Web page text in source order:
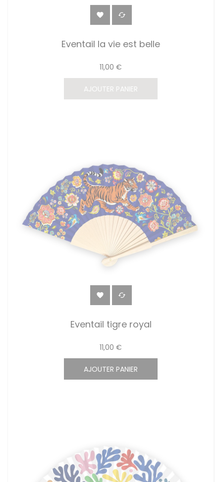
 
Eventail la vie est belle
11,00 €
AJOUTER PANIER
 
Eventail tigre royal
11,00 €
AJOUTER PANIER